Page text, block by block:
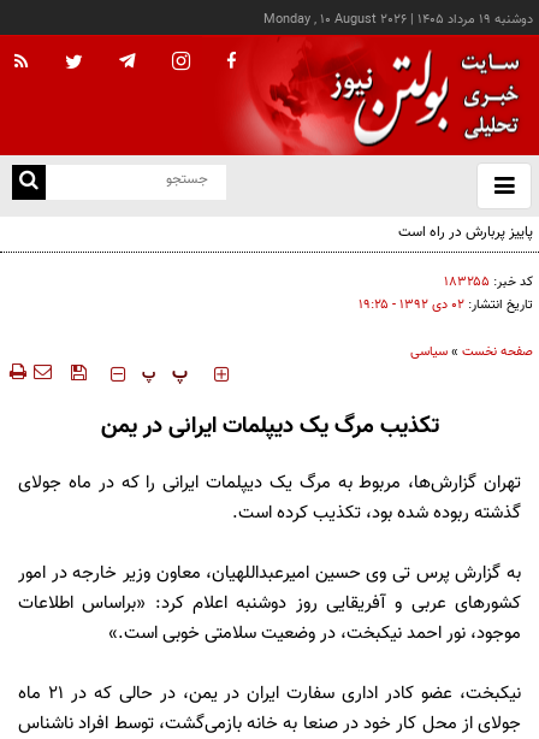
دوشنبه ۱۹ مرداد ۱۴۰۵ |
Monday , 10 August 2026
باز
و
کد خبر: ۱۸۳۲۵۵
تاریخ انتشار: ۰۲ دی ۱۳۹۲ - ۱۹:۲۵
صفحه نخست »سیاسی
‍‍‍ پ پ
تکذیب مرگ یک دیپلمات ایرانی در یمن
تهران گزارش‌ها، مربوط به مرگ یک دیپلمات ایرانی را که در ماه جولای
گذشته ربوده شده بود، تکذیب کرده است.
به گزارش پرس تی وی حسین امیرعبداللهیان، معاون وزیر خارجه در امور
کشورهای عربی و آفریقایی روز دوشنبه اعلام کرد: «براساس اطلاعات
موجود، نور احمد نیکبخت، در وضعیت سلامتی خوبی است.»
نیکبخت، عضو کادر اداری سفارت ایران در یمن، در حالی که در ۲۱ ماه
جولای از محل کار خود در صنعا به خانه بازمی‌گشت، توسط افراد ناشناس